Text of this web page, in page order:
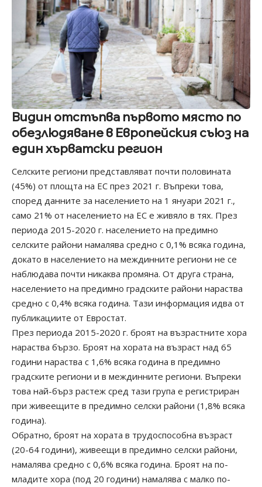
Видин отстъпва първото място по
обезлюдяване в Европейския съюз на
един хърватски регион
Селските региони представляват почти половината
(45%) от площта на ЕС през 2021 г. Въпреки това,
според данните за населението на 1 януари 2021 г.,
само 21% от населението на ЕС е живяло в тях. През
периода 2015-2020 г. населението на предимно
селските райони намалява средно с 0,1% всяка година,
докато в населението на междинните региони не се
наблюдава почти никаква промяна. От друга страна,
населението на предимно градските райони нараства
средно с 0,4% всяка година. Тази информация идва от
публикациите от Евростат.
През периода 2015-2020 г. броят на възрастните хора
нараства бързо. Броят на хората на възраст над 65
години нараства с 1,6% всяка година в предимно
градските региони и в междинните региони. Въпреки
това най-бърз растеж сред тази група е регистриран
при живеещите в предимно селски райони (1,8% всяка
година).
Обратно, броят на хората в трудоспособна възраст
(20-64 години), живеещи в предимно селски райони,
намалява средно с 0,6% всяка година. Броят на по-
младите хора (под 20 години) намалява с малко по-